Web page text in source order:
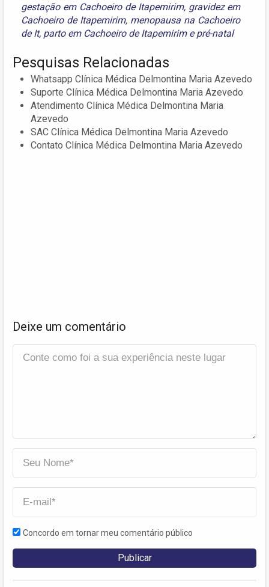
gestação em Cachoeiro de Itapemirim, gravidez em
Cachoeiro de Itapemirim, menopausa na Cachoeiro
de It, parto em Cachoeiro de Itapemirimepré-natal
Pesquisas Relacionadas
Whatsapp Clínica Médica Delmontina Maria Azevedo
Suporte Clínica Médica Delmontina Maria Azevedo
Atendimento Clínica Médica Delmontina Maria
Azevedo
SAC Clínica Médica Delmontina Maria Azevedo
Contato Clínica Médica Delmontina Maria Azevedo
Deixe um comentário
Concordo em tornar meu comentário público